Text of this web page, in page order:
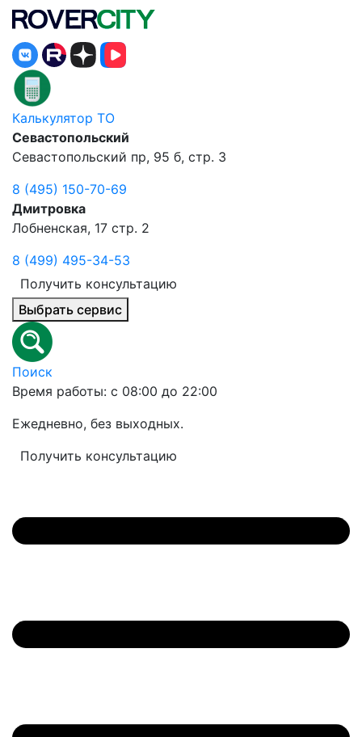
Калькулятор ТО
Севастопольский
Севастопольский пр, 95 б, стр. 3
8 (495) 150-70-69
Дмитровка
Лобненская, 17 стр. 2
8 (499) 495-34-53
Получить консультацию
Выбрать сервис
Поиск
Время работы: с 08:00 до 22:00
Ежедневно, без выходных.
Получить консультацию